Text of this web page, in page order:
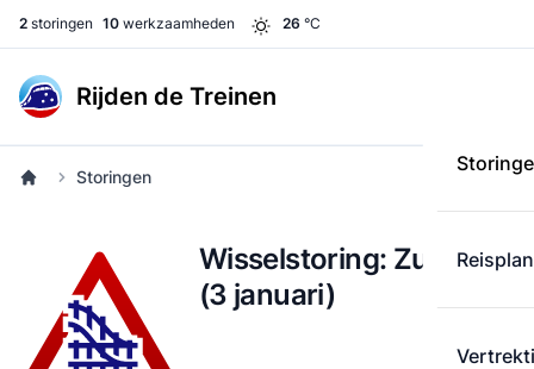
2 storingen 10 werkzaamheden 26 °C
Rijden de Treinen
Storingen
Wisselstoring: Zutphen
(3 januari)